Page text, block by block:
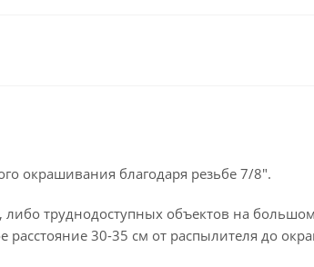
окрашивания благодаря резьбе 7/8".
труднодоступных объектов на
30-35 см от распылителя до